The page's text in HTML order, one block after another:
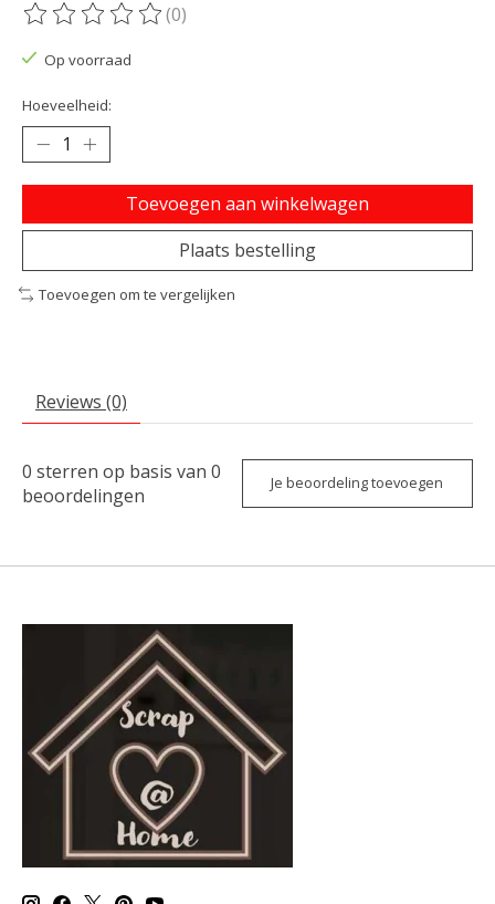
De beoordeling van dit product is
(0)
Op voorraad
Hoeveelheid:
Toevoegen aan winkelwagen
Plaats bestelling
Toevoegen om te vergelijken
Reviews (0)
0 sterren op basis van 0
beoordelingen
Je beoordeling toevoegen